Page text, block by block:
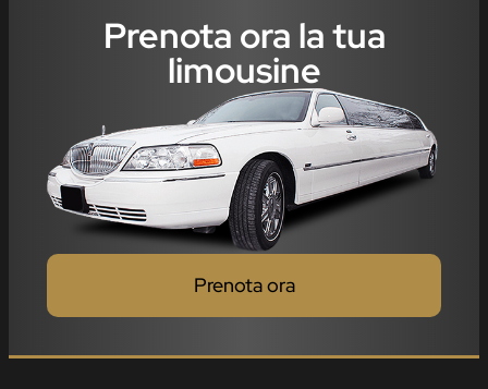
Prenota ora la tua
limousine
Prenota ora